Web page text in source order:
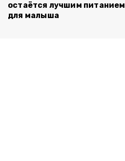
остаётся лучшим питанием
для малыша